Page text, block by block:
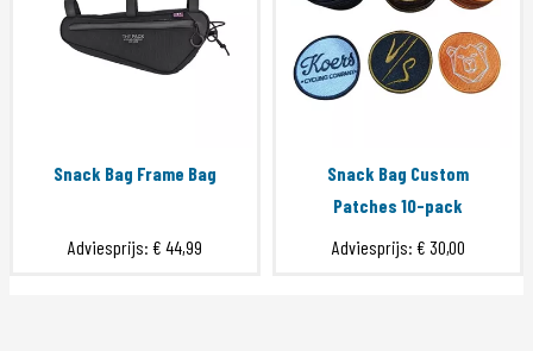
Snack Bag Frame Bag
Adviesprijs: € 44,99
Snack Bag Custom
Patches 10-pack
Adviesprijs: € 30,00